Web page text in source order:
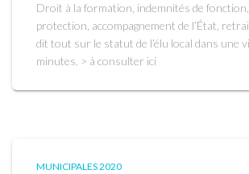
Droit à la formation, indemnités de fonction,
protection, accompagnement de l’État,
dit tout sur le statut de l’élu local dans une
minutes. > à consulter ici
MUNICIPALES 2020